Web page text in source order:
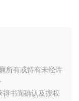
所有或持有未经许
得书面确认及授权